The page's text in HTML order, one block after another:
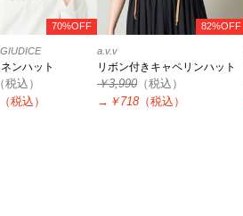
70%OFF
ンハット
（税込）
（税込）
82%OFF
a.v.v
リボン付きキャペリンハット
￥3,990 （税込）
→ ￥718 （税込）